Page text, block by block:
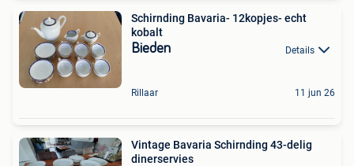
Schirnding Bavaria- 12kopjes- echt
kobalt
Bieden Details
Rillaar 11 jun 26
Vintage Bavaria Schirnding 43-delig
dinerservies